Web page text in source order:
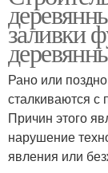
заливки
Рано или
сталкиваются
Причин этого
нарушение
явления или